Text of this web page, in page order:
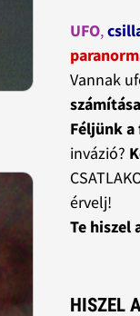
UFO,
Vannak
Féljünk
invázió?
érvelj!
Te hiszel
HISZEL